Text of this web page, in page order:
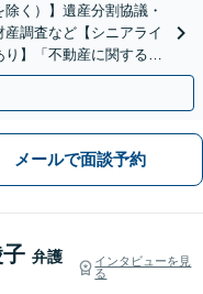
く）】遺産分割協議・
調査など【シニアライ
】「不動産に関する相
要相談）】
メールで面談予約
弁護
インタビューを見
る